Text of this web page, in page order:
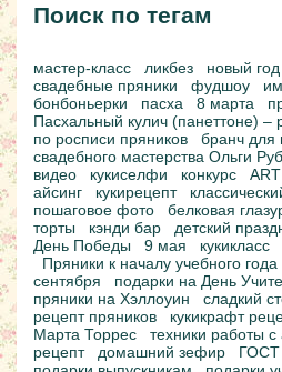
Поиск по тегам
мастер-класс ликбез новый год
свадебные пряники
фудшоу
бонбоньерки
пасха 8 марта
Пасхальный кулич (панеттоне) –
по росписи пряников
бранч для
свадебного мастерства Ольги
видео
кукиселфи конкурс
айсинг
кукирецепт
пошаговое фото
белковая
торты
кэнди бар детский
День Победы
9 мая кукикласс
Пряники к началу учебного года
сентября
подарки на День
пряники на Хэллоуин
сладкий
рецепт пряников
кукикрафт
Марта Торрес
техники работы с
рецепт
домашний зефир ГОСТ